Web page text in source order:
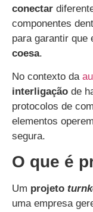
conectar
componentes
para garantir que
coesa.
No contexto da
interligação de
protocolos de
elementos
segura.
O que é
Um projeto
uma empresa